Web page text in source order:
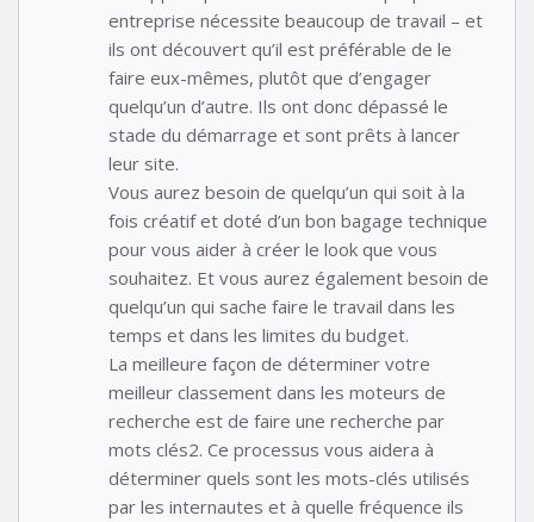
entreprise nécessite beaucoup de travail – et
ils ont découvert qu’il est préférable de le
faire eux-mêmes, plutôt que d’engager
quelqu’un d’autre. Ils ont donc dépassé le
stade du démarrage et sont prêts à lancer
leur site.
Vous aurez besoin de quelqu’un qui soit à la
fois créatif et doté d’un bon bagage technique
pour vous aider à créer le look que vous
souhaitez. Et vous aurez également besoin de
quelqu’un qui sache faire le travail dans les
temps et dans les limites du budget.
La meilleure façon de déterminer votre
meilleur classement dans les moteurs de
recherche est de faire une recherche par
mots clés2. Ce processus vous aidera à
déterminer quels sont les mots-clés utilisés
par les internautes et à quelle fréquence ils